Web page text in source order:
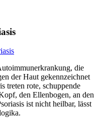
die
der Haut gekennzeichnet
treten rote, schuppende
den Ellenbogen, an den
ist nicht heilbar, lässt